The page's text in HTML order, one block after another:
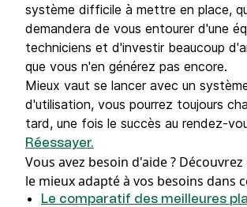
système difficile à mettre en place,
demandera de vous entourer d'une
techniciens et d'investir beaucoup
que vous n'en générez pas encore.
Mieux vaut se lancer avec un
d'utilisation, vous pourrez toujours
tard, une fois le succès au rendez-
Réessayer.
Vous avez besoin d'aide ? Découvrez
le mieux adapté à vos besoins dans
Le comparatif des meilleures